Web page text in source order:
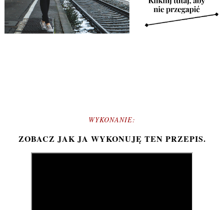
WYKONANIE:
ZOBACZ JAK JA WYKONUJĘ TEN PRZEPIS.